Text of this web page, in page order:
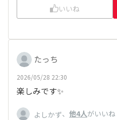
いいね
たっち
2026/05/28 22:30
楽しみです✨
よしかず、 他4人がいいね